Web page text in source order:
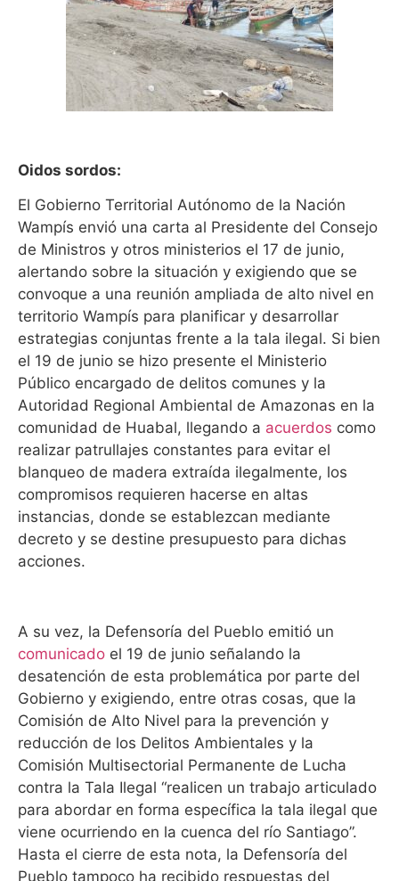
Oidos sordos:
El Gobierno Territorial Autónomo de la Nación
Wampís envió una carta al Presidente del Consejo
de Ministros y otros ministerios el 17 de junio,
alertando sobre la situación y exigiendo que se
convoque a una reunión ampliada de alto nivel en
territorio Wampís para planificar y desarrollar
estrategias conjuntas frente a la tala ilegal. Si bien
el 19 de junio se hizo presente el Ministerio
Público encargado de delitos comunes y la
Autoridad Regional Ambiental de Amazonas en la
comunidad de Huabal, llegando a acuerdos como
realizar patrullajes constantes para evitar el
blanqueo de madera extraída ilegalmente, los
compromisos requieren hacerse en altas
instancias, donde se establezcan mediante
decreto y se destine presupuesto para dichas
acciones.
A su vez, la Defensoría del Pueblo emitió un
comunicado el 19 de junio señalando la
desatención de esta problemática por parte del
Gobierno y exigiendo, entre otras cosas, que la
Comisión de Alto Nivel para la prevención y
reducción de los Delitos Ambientales y la
Comisión Multisectorial Permanente de Lucha
contra la Tala Ilegal “realicen un trabajo articulado
para abordar en forma específica la tala ilegal que
viene ocurriendo en la cuenca del río Santiago”.
Hasta el cierre de esta nota, la Defensoría del
Pueblo tampoco ha recibido respuestas del